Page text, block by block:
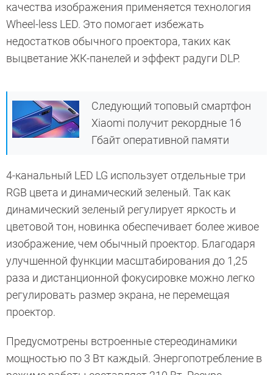
качества изображения применяется технология
Wheel-less LED. Это помогает избежать
недостатков обычного проектора, таких как
выцветание ЖК-панелей и эффект радуги DLP.
Следующий топовый смартфон
Xiaomi получит рекордные 16
Гбайт оперативной памяти
4-канальный LED LG использует отдельные три
RGB цвета и динамический зеленый. Так как
динамический зеленый регулирует яркость и
цветовой тон, новинка обеспечивает более живое
изображение, чем обычный проектор. Благодаря
улучшенной функции масштабирования до 1,25
раза и дистанционной фокусировке можно легко
регулировать размер экрана, не перемещая
проектор.
Предусмотрены встроенные стереодинамики
мощностью по 3 Вт каждый. Энергопотребление в